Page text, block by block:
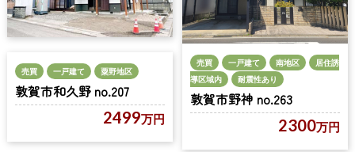
売買 一戸建て 粟野地区
敦賀市和久野 no.207
2499万円
売買 一戸建て 南地区
居住誘
導区域内
耐震性あり
敦賀市野神 no.263
2300万円